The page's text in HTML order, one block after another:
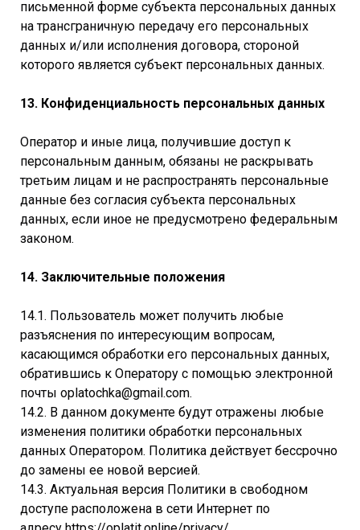
письменной форме субъекта персональных данных
на трансграничную передачу его персональных
данных и/или исполнения договора, стороной
которого является субъект персональных данных.
13. Конфиденциальность персональных данных
Оператор и иные лица, получившие доступ к
персональным данным, обязаны не раскрывать
третьим лицам и не распространять персональные
данные без согласия субъекта персональных
данных, если иное не предусмотрено федеральным
законом.
14. Заключительные положения
14.1. Пользователь может получить любые
разъяснения по интересующим вопросам,
касающимся обработки его персональных данных,
обратившись к Оператору с помощью электронной
почты oplatochka@gmail.com.
14.2. В данном документе будут отражены любые
изменения политики обработки персональных
данных Оператором. Политика действует бессрочно
до замены ее новой версией.
14.3. Актуальная версия Политики в свободном
доступе расположена в сети Интернет по